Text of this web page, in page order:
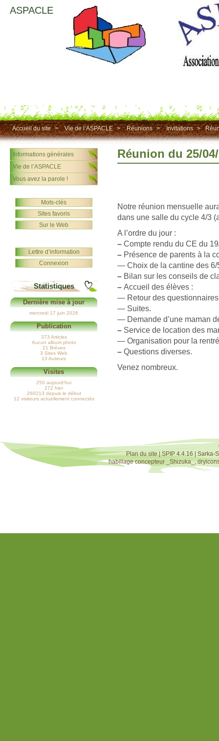
ASPACLE
Accueil du site > Vie de l’ASPACLE > Réunions > Invitations >
Réunion du 25/
Notre réunion mensuelle
dans une salle du cycle 4/3
A l’ordre du jour :
– Compte rendu du CE du
– Présence de parents à la
— Choix de la cantine des 6/
– Bilan sur les conseils de
– Accueil des élèves :
— Retour des
— Suites.
— Demande d’une maman
– Service de location des
— Organisation pour la
– Questions diverses.
Venez nombreux.
Informations générales
Vie de l’ASPACLE
Vous avez la parole !
Mots-clés
Sites favoris
Sur le Web
Lettre d’information
Connexion
Statistiques
Dernière mise à jour
mercredi 17 juin 2026
Publication
373 Articles
Aucun album photo
21 Brèves
3 Sites Web
13 Auteurs
Visites
250 aujourd’hui
272 hier
260213 depuis le début
12 visiteurs actuellement connectés
Plan du site|SPIP 4.4.16
Sarka-
habillage concepteur
_Shizuka_,